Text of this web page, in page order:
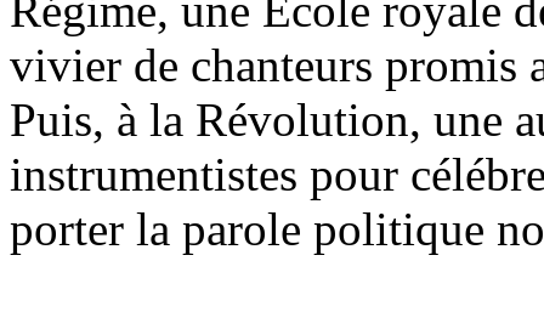
Régime, une École royale
vivier de chanteurs promis
Puis, à la Révolution, une
instrumentistes pour
porter la parole politique